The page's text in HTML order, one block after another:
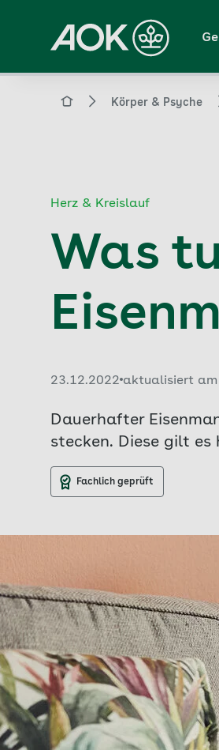
Hauptinhalt
springen
Magazin Körper & Psyche
Herz & Kreislauf
Was
Veröffentlicht am:
23.12.2022 aktualisiert
Dauerhafter
stecken. Diese gilt
Fachlich geprüft